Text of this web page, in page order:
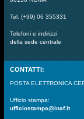
Tel. (+39) 06 355331
Telefoni e indirizzi
della sede centrale
CONTATTI:
POSTA ELETTRONICA
Ufficio stampa:
ufficiostampa@inaf.it